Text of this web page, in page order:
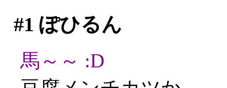
#1 ぽひるん
馬～～ :D